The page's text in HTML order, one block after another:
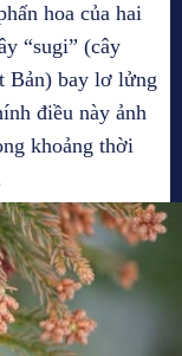
hoa của hai
“sugi” (cây
Bản) bay lơ lửng
điều này ảnh
khoảng thời